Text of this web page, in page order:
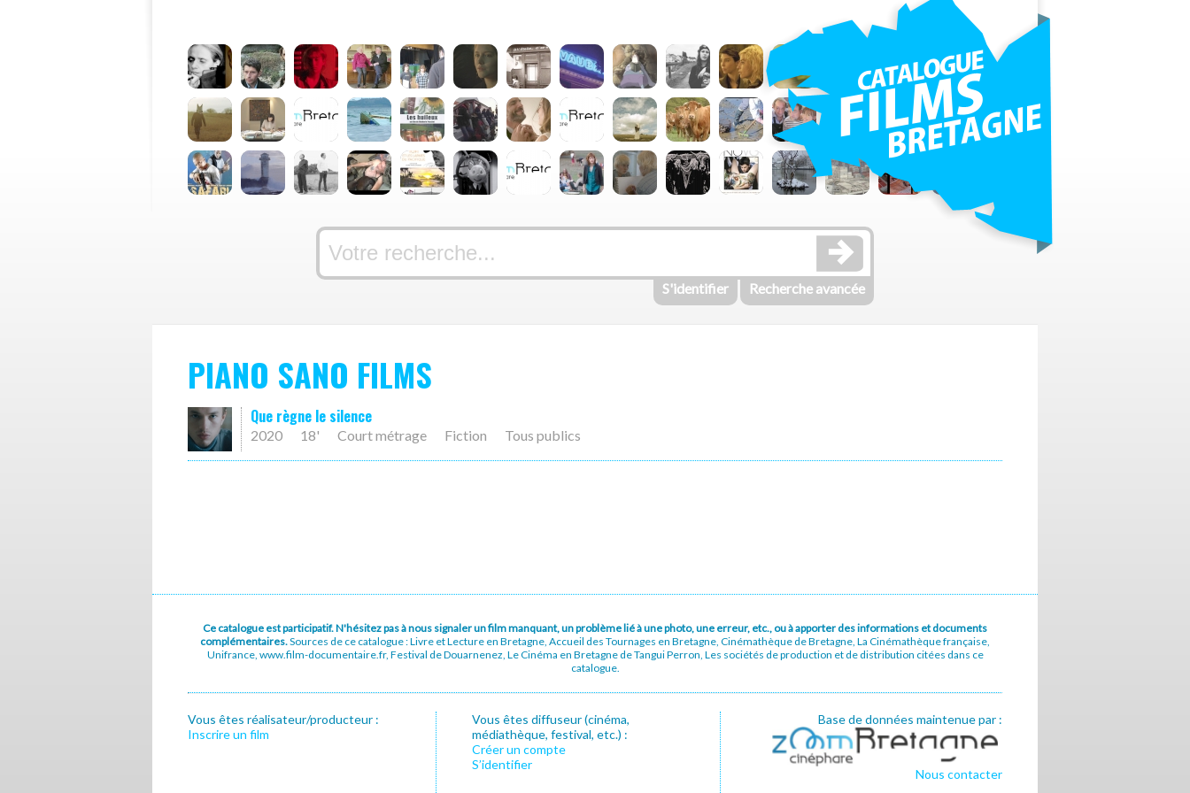
S'identifier Recherche avancée
PIANO SANO FILMS
Que règne le silence
2020 18' Court métrage Fiction Tous publics
Ce catalogue est participatif. N'hésitez pas à nous signaler un film manquant, un problème lié à une photo, une erreur, etc., ou à apporter des informations et documents
complémentaires.Sources de ce catalogue : Livre et Lecture en Bretagne, Accueil des Tournages en Bretagne, Cinémathèque de Bretagne, La Cinémathèque française,
Unifrance, www.film-documentaire.fr, Festival de Douarnenez, Le Cinéma en Bretagne de Tangui Perron, Les sociétés de production et de distribution citées dans ce
catalogue.
Vous êtes réalisateur/producteur :
Inscrire un film
Vous êtes diffuseur (cinéma,
médiathèque, festival, etc.) :
Créer un compte
S’identifier
Base de données maintenue par :
Nous contacter